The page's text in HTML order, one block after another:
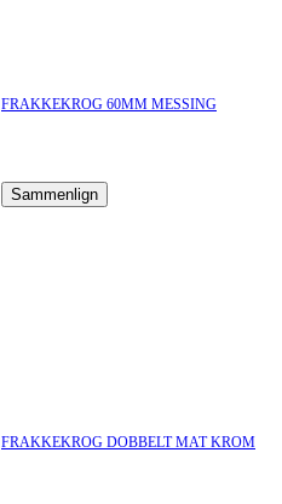
FRAKKEKROG 60MM MESSING
Sammenlign
FRAKKEKROG DOBBELT MAT KROM